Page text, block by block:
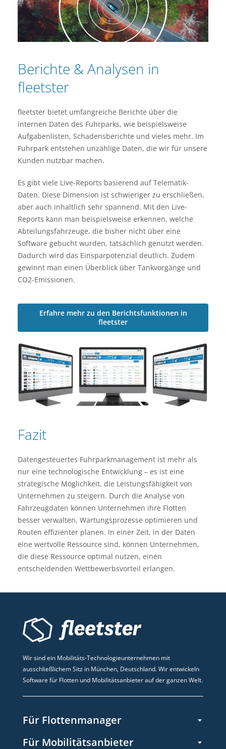
Berichte & Analysen in
fleetster
fleetster bietet umfangreiche Berichte über die
internen Daten des Fuhrparks, wie beispielsweise
Aufgabenlisten, Schadensberichte und vieles mehr. Im
Fuhrpark entstehen unzählige Daten, die wir für unsere
Kunden nutzbar machen.
Es gibt viele Live-Reports basierend auf Telematik-
Daten. Diese Dimension ist schwieriger zu erschließen,
aber auch inhaltlich sehr spannend. Mit den Live-
Reports kann man beispielsweise erkennen, welche
Abteilungsfahrzeuge, die bisher nicht über eine
Software gebucht wurden, tatsächlich genutzt werden.
Dadurch wird das Einsparpotenzial deutlich. Zudem
gewinnt man einen Überblick über Tankvorgänge und
CO2-Emissionen.
Erfahre mehr zu den Berichtsfunktionen in
fleetster
Fazit
Datengesteuertes Fuhrparkmanagement ist mehr als
nur eine technologische Entwicklung – es ist eine
strategische Möglichkeit, die Leistungsfähigkeit von
Unternehmen zu steigern. Durch die Analyse von
Fahrzeugdaten können Unternehmen ihre Flotten
besser verwalten, Wartungsprozesse optimieren und
Routen effizienter planen. In einer Zeit, in der Daten
eine wertvolle Ressource sind, können Unternehmen,
die diese Ressource optimal nutzen, einen
entscheidenden Wettbewerbsvorteil erlangen.
Wir sind ein Mobilitäts-Technologieunternehmen mit
ausschließlichem Sitz in München, Deutschland. Wir entwickeln
Software für Flotten und Mobilitätsanbieter auf der ganzen Welt.
Für Flottenmanager
Für Mobilitätsanbieter